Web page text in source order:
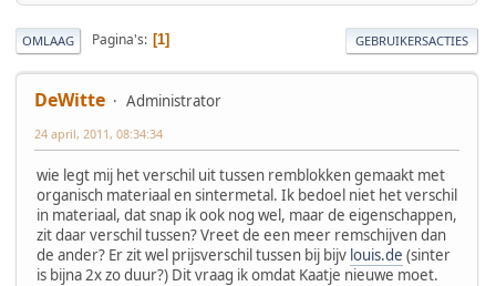
OMLAAG Pagina's 1 GEBRUIKERSACTIES
DeWitte Administrator
24 april, 2011, 08:34:34
wie legt mij het verschil uit tussen remblokken gemaakt met
organisch materiaal en sintermetal. Ik bedoel niet het verschil
in materiaal, dat snap ik ook nog wel, maar de eigenschappen,
zit daar verschil tussen? Vreet de een meer remschijven dan
de ander? Er zit wel prijsverschil tussen bij bijv louis.de (sinter
is bijna 2x zo duur?) Dit vraag ik omdat Kaatje nieuwe moet.